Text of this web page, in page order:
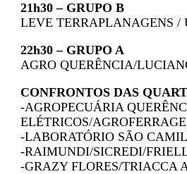
21h30 – GRUPO B
LEVE TERRAPLANAGENS /
22h30 – GRUPO A
AGRO QUERÊNCIA/
CONFRONTOS DAS
-AGROPECUÁRIA
ELÉTRICOS/
-LABORATÓRIO SÃO
-RAIMUNDI/SICREDI/
-GRAZY FLORES/TRIACCA